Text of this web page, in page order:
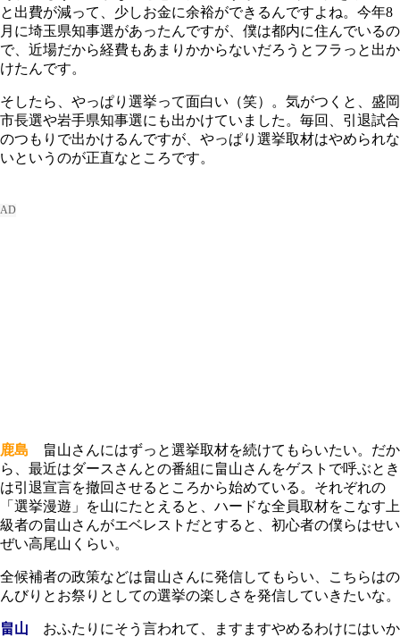
と出費が減って、少しお金に余裕ができるんですよね。今年8
月に埼玉県知事選があったんですが、僕は都内に住んでいるの
で、近場だから経費もあまりかからないだろうとフラっと出か
けたんです。
そしたら、やっぱり選挙って面白い（笑）。気がつくと、盛岡
市長選や岩手県知事選にも出かけていました。毎回、引退試合
のつもりで出かけるんですが、やっぱり選挙取材はやめられな
いというのが正直なところです。
鹿島 畠山さんにはずっと選挙取材を続けてもらいたい。だか
ら、最近はダースさんとの番組に畠山さんをゲストで呼ぶとき
は引退宣言を撤回させるところから始めている。それぞれの
「選挙漫遊」を山にたとえると、ハードな全員取材をこなす上
級者の畠山さんがエベレストだとすると、初心者の僕らはせい
ぜい高尾山くらい。
全候補者の政策などは畠山さんに発信してもらい、こちらはの
んびりとお祭りとしての選挙の楽しさを発信していきたいな。
畠山 おふたりにそう言われて、ますますやめるわけにはいか